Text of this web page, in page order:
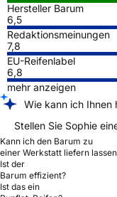
Hersteller Barum
6,5
Redaktionsmeinungen
7,8
EU-Reifenlabel
6,8
mehr anzeigen
Wie kann ich Ihnen
Stellen Sie Sophie
Kann ich den Barum zu
einer Werkstatt liefern
Ist der
Barum effizient?
Ist das ein